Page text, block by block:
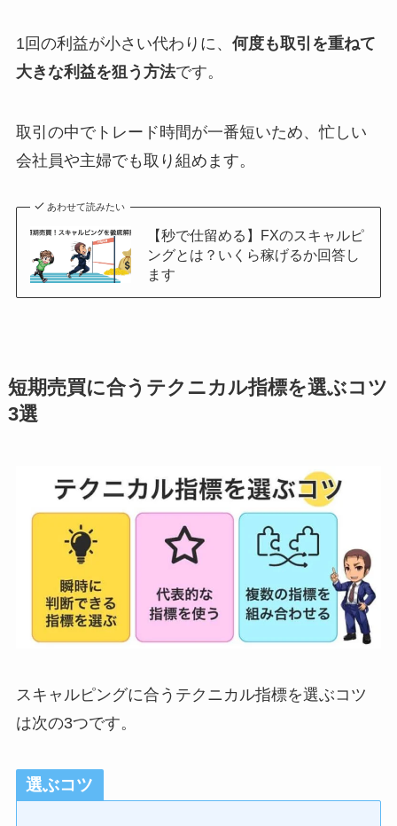
1回の利益が小さい代わりに、 何度も取引を重ねて
大きな利益を狙う方法です。
取引の中でトレード時間が一番短いため、忙しい
会社員や主婦でも取り組めます。
あわせて読みたい
【秒で仕留める】FXのスキャルピ
ングとは？いくら稼げるか回答し
ます
短期売買に合うテクニカル指標を選ぶコツ
3選
スキャルピングに合うテクニカル指標を選ぶコツ
は次の3つです。
選ぶコツ